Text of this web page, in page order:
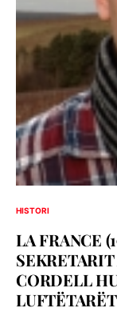
HISTORI
LA FRANCE
CORDELL